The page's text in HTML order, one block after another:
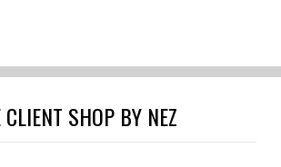
CLIENT SHOP BY NEZ